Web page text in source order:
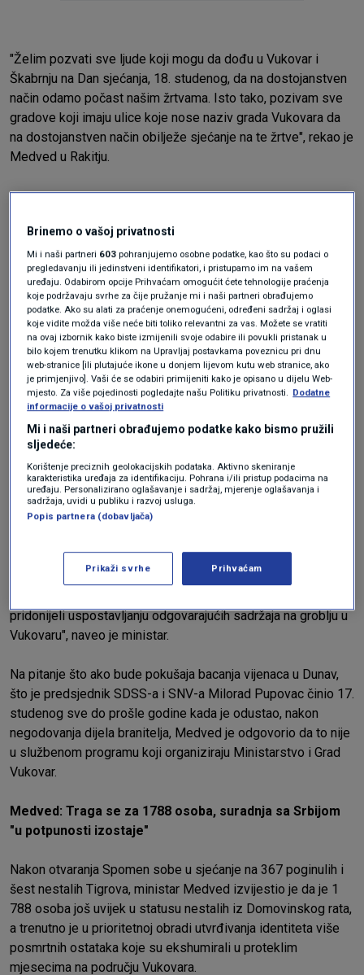
"Želim pozvati sve ljude koji mogu da dođu u Vukovar i
Škabrnju na Dan sjećanja, 18. studenog, da na dostojanstven
način odamo počast našim žrtvama. Isto tako, pozivam sve
gradove koji imaju ulice koje nose naziv grada Vukovara da
na dostojanstven način obilježe sjećanje na te žrtve", rekao je
Medved u Rakitju.
Izrazio je uvjerenje da će i ove godine, s obzirom na neradan
dan, velik broj ljudi doći u Vukovar i Škabrnju.
Ministar je također pozvao građane i da 17. studenog
navečer na svojim prozorima, ulicama i na trgovima paljenjem
svijeća iskažu zahvalu i poštovanje žrtvama.
Programi u Vukovaru i Škabrnji na Dan sjećanja bit će
tradicionalni, u skladu s ranijim godinama, istaknuo je
Medved te potvrdio da je uspostavljena koordinacija s
vukovarskim gradonačelnikom Ivanom Penavom.
"Stalno smo u kontaktu, svi detalji programa su koordinirani.
procesu izgradnje i održavanja Memorijalnog groblja
Ministarstvo je izgradilo kapelicu i 17. studenoga u 10 sati
pridonijeli uspostavljanju odgovarajućih sadržaja na groblju u
Vukovaru", naveo je ministar.
Na pitanje što ako bude pokušaja bacanja vijenaca u Dunav,
što je predsjednik SDSS-a i SNV-a Milorad Pupovac činio 17.
studenog sve do prošle godine kada je odustao, nakon
negodovanja dijela branitelja, Medved je odgovorio da to nije
u službenom programu koji organiziraju Ministarstvo i Grad
Vukovar.
Medved: Traga se za 1788 osoba, suradnja sa Srbijom
"u potpunosti izostaje"
Nakon otvaranja Spomen sobe u sjećanje na 367 poginulih i
šest nestalih Tigrova, ministar Medved izvijestio je da je 1
788 osoba još uvijek u statusu nestalih iz Domovinskog rata,
a trenutno je u prioritetnoj obradi utvrđivanja identiteta više
posmrtnih ostataka koje su ekshumirali u proteklim
mjesecima na području Vukovara.
Brinemo o vašoj privatnosti
Mi i naši partneri 603 pohranjujemo osobne podatke, kao što su podaci o
pregledavanju ili jedinstveni identifikatori, i pristupamo im na vašem
uređaju. Odabirom opcije Prihvaćam omogućit ćete tehnologije praćenja
koje podržavaju svrhe za čije pružanje mi i naši partneri obrađujemo
podatke. Ako su alati za praćenje onemogućeni, određeni sadržaj i oglasi
koje vidite možda više neće biti toliko relevantni za vas. Možete se vratiti
na ovaj izbornik kako biste izmijenili svoje odabire ili povukli pristanak u
bilo kojem trenutku klikom na Upravljaj postavkama poveznicu pri dnu
web-stranice [ili plutajuće ikone u donjem lijevom kutu web stranice, ako
je primjenjivo]. Vaši će se odabiri primijeniti kako je opisano u dijelu Web-
mjesto. Za više pojedinosti pogledajte našu Politiku privatnosti. Dodatne
informacije o vašoj privatnosti
Mi i naši partneri obrađujemo podatke kako bismo pružili
sljedeće:
Korištenje preciznih geolokacijskih podataka. Aktivno skeniranje
karakteristika uređaja za identifikaciju. Pohrana i/ili pristup podacima na
uređaju. Personalizirano oglašavanje i sadržaj, mjerenje oglašavanja i
sadržaja, uvidi u publiku i razvoj usluga.
Popis partnera (dobavljača)
Prikaži svrhe Prihvaćam